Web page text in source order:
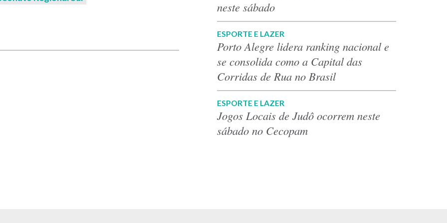
neste sábado
ESPORTE E LAZER
Porto Alegre lidera ranking nacional e
se consolida como a Capital das
Corridas de Rua no Brasil
ESPORTE E LAZER
Jogos Locais de Judô ocorrem neste
sábado no Cecopam